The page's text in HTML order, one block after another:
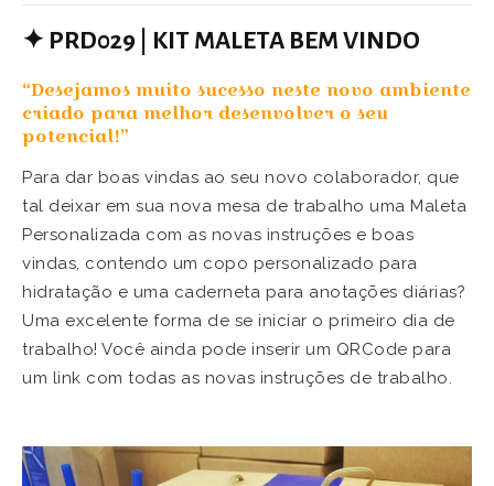
✦ PRD029 | KIT MALETA BEM VINDO
“Desejamos muito sucesso neste novo ambiente
criado para melhor desenvolver o seu
potencial!”
Para dar boas vindas ao seu novo colaborador, que
tal deixar em sua nova mesa de trabalho uma Maleta
Personalizada com as novas instruções e boas
vindas, contendo um copo personalizado para
hidratação e uma caderneta para anotações diárias?
Uma excelente forma de se iniciar o primeiro dia de
trabalho! Você ainda pode inserir um QRCode para
um link com todas as novas instruções de trabalho.